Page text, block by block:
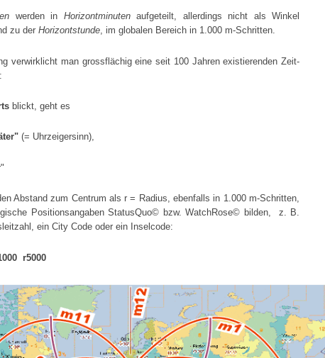
werden in Horizontminutenaufgeteilt, allerdings nicht als Winkel
zu der Horizontstunde, im globalen Bereich in 1.000 m-Schritten.
verwirklicht man grossflächig eine seit 100 Jahren existierenden Zeit-
blickt, geht es
(= Uhrzeigersinn),
Abstand zum Centrum als r = Radius, ebenfalls in 1.000 m-Schritten,
Positionsangaben StatusQuo© bzw. WatchRose© bilden, z. B.
ein City Code oder ein Inselcode:
r5000